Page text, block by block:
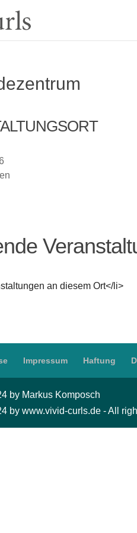
an diesem Ort</li>
Impressum Haftung
by Markus Komposch
by www.vivid-curls.de - All